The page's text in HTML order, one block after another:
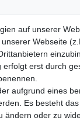
auf unserer
Webseite
erst durch
aufgrund eines
Es besteht
oder zu